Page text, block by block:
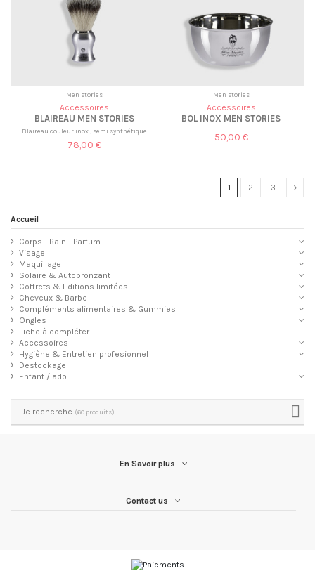
Men stories
Accessoires
BLAIREAU MEN STORIES
Blaireau couleur inox , semi synthétique
78,00 €
Men stories
Accessoires
BOL INOX MEN STORIES
50,00 €
1 2 3
Accueil
Corps - Bain - Parfum
Visage
Maquillage
Solaire & Autobronzant
Coffrets & Editions limitées
Cheveux & Barbe
Compléments alimentaires & Gummies
Ongles
Fiche à compléter
Accessoires
Hygiène & Entretien profesionnel
Destockage
Enfant / ado
Je recherche (60 produits)
En Savoir plus
Contact us